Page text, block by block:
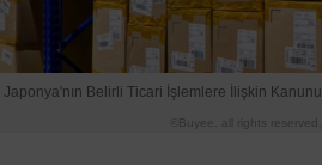
Japonya'nın Belirli Ticari İşlemlere İlişkin Kanunu
©Buyee. all rights reserved.